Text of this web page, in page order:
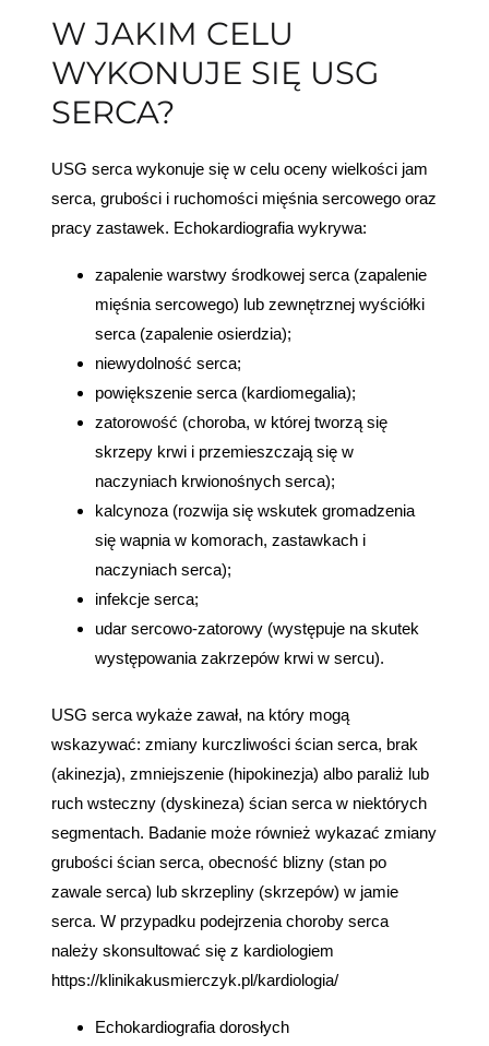
W JAKIM CELU
WYKONUJE SIĘ USG
SERCA?
USG serca wykonuje się w celu oceny wielkości jam
serca, grubości i ruchomości mięśnia sercowego oraz
pracy zastawek. Echokardiografia wykrywa:
zapalenie warstwy środkowej serca (zapalenie
mięśnia sercowego) lub zewnętrznej wyściółki
serca (zapalenie osierdzia);
niewydolność serca;
powiększenie serca (kardiomegalia);
zatorowość (choroba, w której tworzą się
skrzepy krwi i przemieszczają się w
naczyniach krwionośnych serca);
kalcynoza (rozwija się wskutek gromadzenia
się wapnia w komorach, zastawkach i
naczyniach serca);
infekcje serca;
udar sercowo-zatorowy (występuje na skutek
występowania zakrzepów krwi w sercu).
USG serca wykaże zawał, na który mogą
wskazywać: zmiany kurczliwości ścian serca, brak
(akinezja), zmniejszenie (hipokinezja) albo paraliż lub
ruch wsteczny (dyskineza) ścian serca w niektórych
segmentach. Badanie może również wykazać zmiany
grubości ścian serca, obecność blizny (stan po
zawale serca) lub skrzepliny (skrzepów) w jamie
serca. W przypadku podejrzenia choroby serca
należy skonsultować się z kardiologiem
https://klinikakusmierczyk.pl/kardiologia/
Echokardiografia dorosłych